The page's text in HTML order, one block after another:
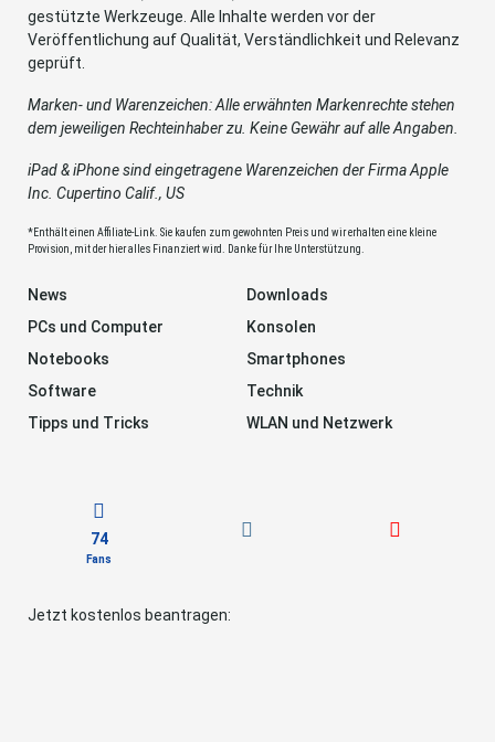
gestützte Werkzeuge. Alle Inhalte werden vor der
Veröffentlichung auf Qualität, Verständlichkeit und Relevanz
geprüft.
Marken- und Warenzeichen: Alle erwähnten Markenrechte stehen
dem jeweiligen Rechteinhaber zu. Keine Gewähr auf alle Angaben.
iPad & iPhone sind eingetragene Warenzeichen der Firma Apple
Inc. Cupertino Calif., US
*Enthält einen Affiliate-Link. Sie kaufen zum gewohnten Preis und wir erhalten eine kleine
Provision, mit der hier alles Finanziert wird. Danke für Ihre Unterstützung.
News
Downloads
PCs und Computer
Konsolen
Notebooks
Smartphones
Software
Technik
Tipps und Tricks
WLAN und Netzwerk
74
Fans
Jetzt kostenlos beantragen: